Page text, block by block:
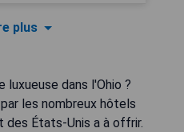
plus
luxueuse dans l'Ohio ?
les nombreux hôtels
États-Unis a à offrir.